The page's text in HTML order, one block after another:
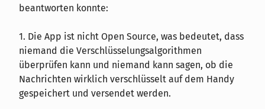
beantworten konnte:
1. Die App ist nicht Open Source, was bedeutet, dass
niemand die Verschlüsselungsalgorithmen
überprüfen kann und niemand kann sagen, ob die
Nachrichten wirklich verschlüsselt auf dem Handy
gespeichert und versendet werden.